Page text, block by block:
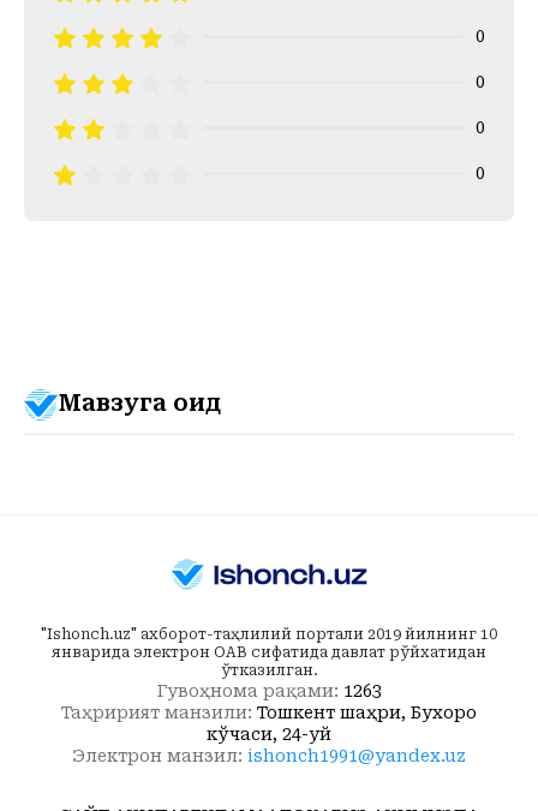
0
0
0
0
Мавзуга оид
"Ishonch.uz" ахборот-таҳлилий портали 2019 йилнинг 10
январида электрон ОАВ сифатида давлат рўйхатидан
ўтказилган.
Гувоҳнома рақами: 1263
Таҳририят манзили: Тошкент шаҳри, Бухоро
кўчаси, 24-уй
Электрон манзил: ishonch1991@yandex.uz